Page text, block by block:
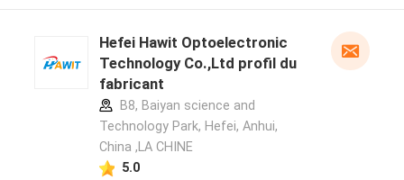
Hefei Hawit Optoelectronic
Technology Co.,Ltd profil du
fabricant
B8, Baiyan science and
Technology Park, Hefei, Anhui,
China ,LA CHINE
5.0